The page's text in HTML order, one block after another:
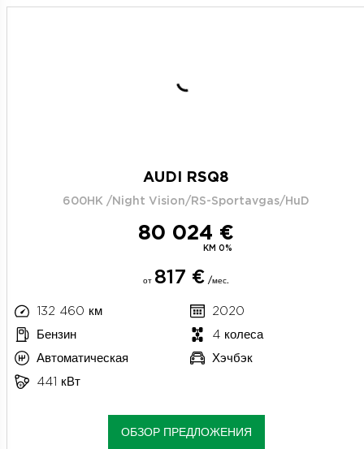
AUDI RSQ8
600HK /Night Vision/RS-Sportavgas/HuD
80 024 €
KM 0%
от 817 € /мес.
132 460 км
2020
Бензин
4 колеса
Автоматическая
Хэчбэк
441 кВт
ОБЗОР ПРЕДЛОЖЕНИЯ